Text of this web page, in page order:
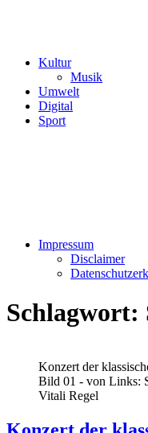
Kultur
Musik
Umwelt
Digital
Sport
Impressum
Disclaimer
Schlagwort:
Konzert der
Bild 01 - von Links:
Vitali Regel